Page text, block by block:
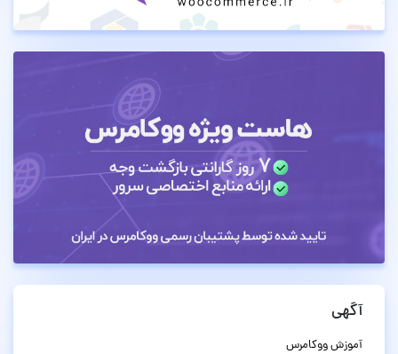
آگهی
آموزش ووکامرس